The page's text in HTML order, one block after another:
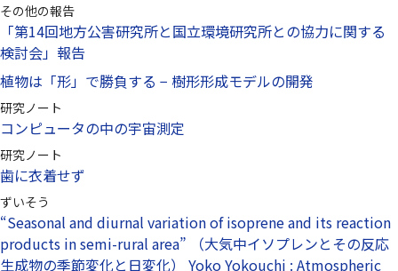
その他の報告
「第14回地方公害研究所と国立環境研究所との協力に関する
検討会」報告
植物は「形」で勝負する − 樹形形成モデルの開発
研究ノート
コンピュータの中の宇宙測定
研究ノート
歯に衣着せず
ずいそう
“Seasonal and diurnal variation of isoprene and its reaction
products in semi-rural area” （大気中イソプレンとその反応
生成物の季節変化と日変化） Yoko Yokouchi : Atmospheric